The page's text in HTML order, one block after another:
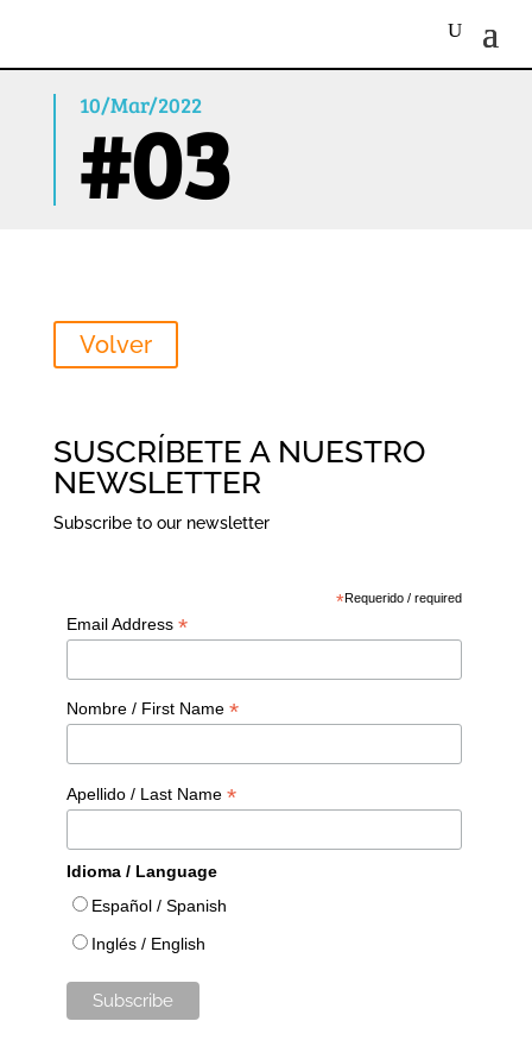
10/Mar/2022
#03
Volver
SUSCRÍBETE A NUESTRO
NEWSLETTER
Subscribe to our newsletter
*Requerido / required
Email Address *
Nombre / First Name *
Apellido / Last Name *
Idioma / Language
Español / Spanish
Inglés / English